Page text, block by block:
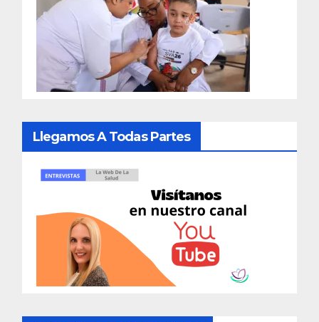
Llegamos A Todas Partes